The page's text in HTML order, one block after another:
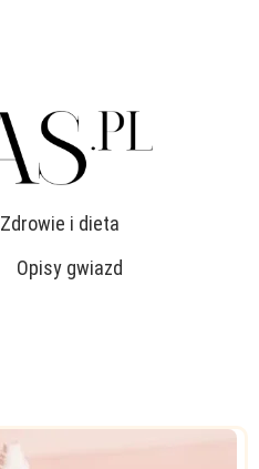
Zdrowie i dieta
Opisy gwiazd